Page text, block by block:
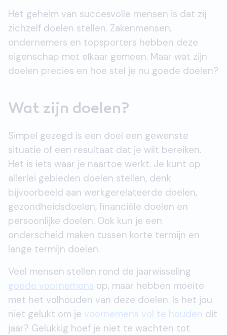
Het geheim van succesvolle mensen is dat zij
zichzelf doelen stellen. Zakenmensen,
ondernemers en topsporters hebben deze
eigenschap met elkaar gemeen. Maar wat zijn
doelen precies en hoe stel je nu goede doelen?
Wat zijn doelen?
Simpel gezegd is een doel een gewenste
situatie of een resultaat dat je wilt bereiken.
Het is iets waar je naartoe werkt. Je kunt op
allerlei gebieden doelen stellen, denk
bijvoorbeeld aan werkgerelateerde doelen,
gezondheidsdoelen, financiële doelen en
persoonlijke doelen. Ook kun je een
onderscheid maken tussen korte termijn en
lange termijn doelen.
Veel mensen stellen rond de jaarwisseling
goede voornemens op, maar hebben moeite
met het volhouden van deze doelen. Is het jou
niet gelukt om je voornemens vol te houden dit
jaar? Gelukkig hoef je niet te wachten tot